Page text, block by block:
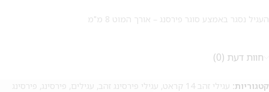
העגיל נסגר באמצע סוגר פירסנג – אורך המוט 8 מ"מ
חוות דעת (0)
קטגוריות: עגילי זהב 14 קראט , עגילי פירסינג זהב, עגילים, פירסינג, פירסינג